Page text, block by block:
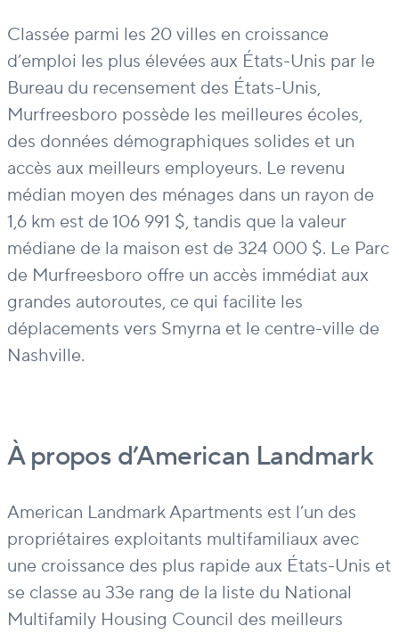
Classée parmi les 20 villes en croissance
d’emploi les plus élevées aux États-Unis par le
Bureau du recensement des États-Unis,
Murfreesboro possède les meilleures écoles,
des données démographiques solides et un
accès aux meilleurs employeurs. Le revenu
médian moyen des ménages dans un rayon de
1,6 km est de 106 991 $, tandis que la valeur
médiane de la maison est de 324 000 $. Le Parc
de Murfreesboro offre un accès immédiat aux
grandes autoroutes, ce qui facilite les
déplacements vers Smyrna et le centre-ville de
Nashville.
À propos d’American Landmark
American Landmark Apartments est l’un des
propriétaires exploitants multifamiliaux avec
une croissance des plus rapide aux États-Unis et
se classe au 33e rang de la liste du National
Multifamily Housing Council des meilleurs